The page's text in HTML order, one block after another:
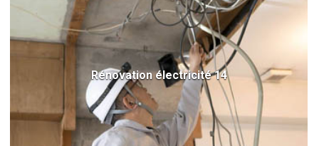
Rénovation électricité 14